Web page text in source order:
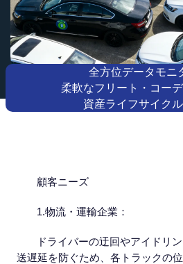
全方位データモニ
柔軟なフリート・コー
資産ライフサイク
顧客ニーズ
1.物流・運輸企業：
ドライバーの迂回やアイドリ
送遅延を防ぐため、各トラックの